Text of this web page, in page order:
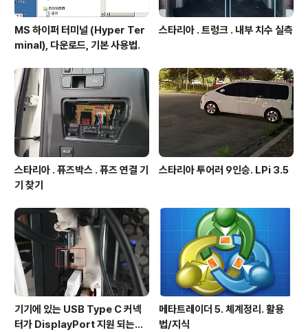
MS 하이퍼 터미널 (Hyper Ter
minal), 다운로드, 기본 사용법.
스타리아 . 트렁크 . 내부 치수 실측
스타리아 . 퓨즈박스 . 퓨즈 연결 기
기 찾기
스타리아 투어러 9인승. LPi 3.5
기기에 있는 USB Type C 커넥
터가 DisplayPort 지원 되는지
메타트레이더 5. 체계정리. 활용
법/지식